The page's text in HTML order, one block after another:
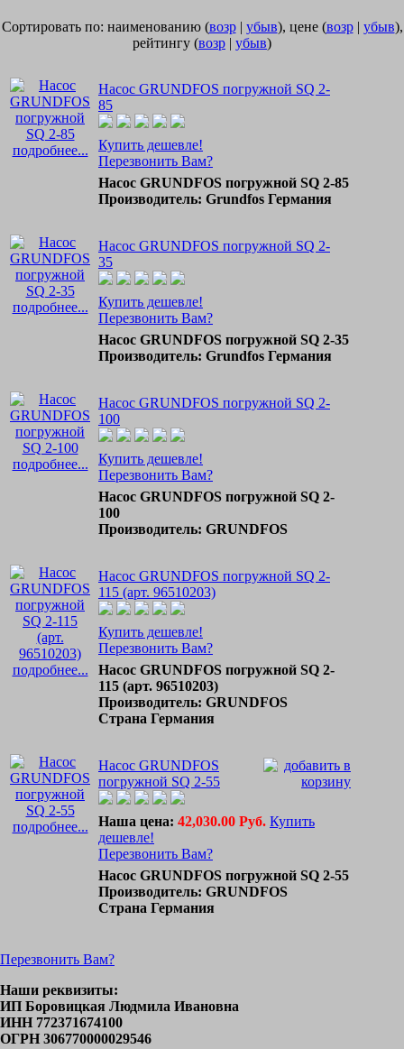
Сортировать по: наименованию (возр| убыв), цене (возр| убыв),
рейтингу (возр | убыв)
подробнее...
Насос GRUNDFOS погружной SQ 2-
85
Купить дешевле!
Перезвонить Вам?
Насос GRUNDFOS погружной SQ 2-85
Производитель: Grundfos Германия
подробнее...
Насос GRUNDFOS погружной SQ 2-
35
Купить дешевле!
Перезвонить Вам?
Насос GRUNDFOS погружной SQ 2-35
Производитель: Grundfos Германия
подробнее...
Насос GRUNDFOS погружной SQ 2-
100
Купить дешевле!
Перезвонить Вам?
Насос GRUNDFOS погружной SQ 2-
100
Производитель: GRUNDFOS
подробнее...
Насос GRUNDFOS погружной SQ 2-
115 (арт. 96510203)
Купить дешевле!
Перезвонить Вам?
Насос GRUNDFOS погружной SQ 2-
115 (арт. 96510203)
Производитель: GRUNDFOS
Страна Германия
подробнее...
Насос GRUNDFOS
погружной SQ 2-55
Наша цена: 42,030.00 Руб. Купить
дешевле!
Перезвонить Вам?
Насос GRUNDFOS погружной SQ 2-55
Производитель: GRUNDFOS
Страна Германия
Перезвонить Вам?
Наши реквизиты:
ИП Боровицкая Людмила Ивановна
ИНН 772371674100
ОГРН 306770000029546